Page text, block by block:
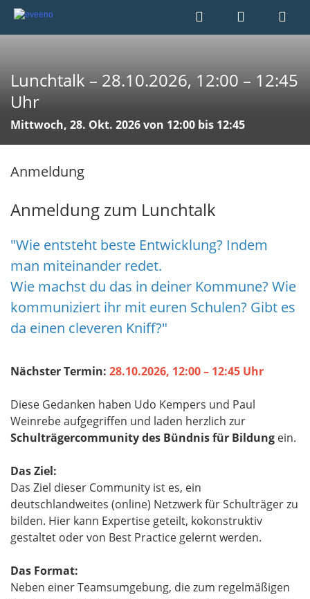
Lunchtalk – 28.10.2026, 12:00 – 12:45
Uhr
Mittwoch, 28. Okt. 2026 von 12:00 bis 12:45
Anmeldung
Anmeldung zum Lunchtalk
"Wie entsteht beste Entwicklung? Indem
man miteinander redet.
Wie machst du das in deiner Kommune? Wie
kommuniziert ihr mit euren Schulen? Gibt es
da einen cleveren Kniff?"
Nächster Termin: 28.10.2026, 12:00 – 12:45 Uhr
Diese Gedanken haben Udo Kempers und Paul
Weinrebe aufgegriffen und laden herzlich zur
Schulträgercommunity des Bündnis für Bildung ein.
Das Ziel:
Das Ziel dieser Community ist es, ein
deutschlandweites (online) Netzwerk für Schulträger zu
bilden. Hier kann Expertise geteilt, kokonstruktiv
gestaltet oder von Best Practice gelernt werden.
Das Format:
Neben einer Teamsumgebung, die zum regelmäßigen